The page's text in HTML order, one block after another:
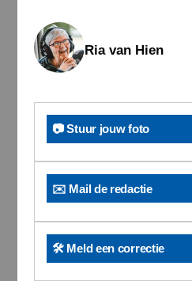
Ria van Hien
📷 Stuur jouw foto
✉️ Mail de redactie
🛠️ Meld een correctie